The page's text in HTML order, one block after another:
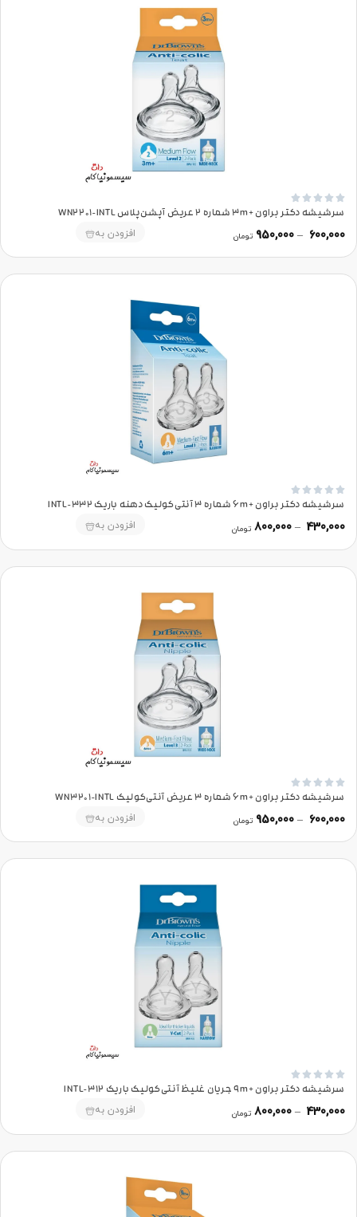





سرشیشه دکتر براون +3m شماره 2 عریض آپشن‌پلاس WN2201-INTL
600,000
–
950,000 تومان افزودن به





سرشیشه دکتر براون +6m شماره 3 آنتی‌کولیک دهنه باریک 332-INTL
430,000
–
800,000 تومان افزودن به





سرشیشه دکتر براون +6m شماره 3 عریض آنتی‌کولیک WN3201-INTL
600,000
–
950,000 تومان افزودن به





سرشیشه دکتر براون +9m جریان غلیظ آنتی‌کولیک باریک 312-INTL
430,000
–
800,000 تومان افزودن به